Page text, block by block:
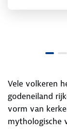
Vele volkeren
godeneiland
vorm van
mythologische